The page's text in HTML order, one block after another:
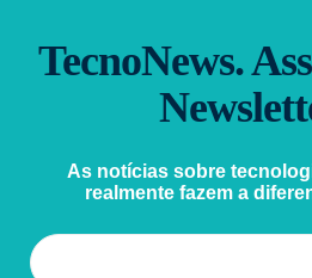
TecnoNews.
As notícias sobre
realmente fazem a